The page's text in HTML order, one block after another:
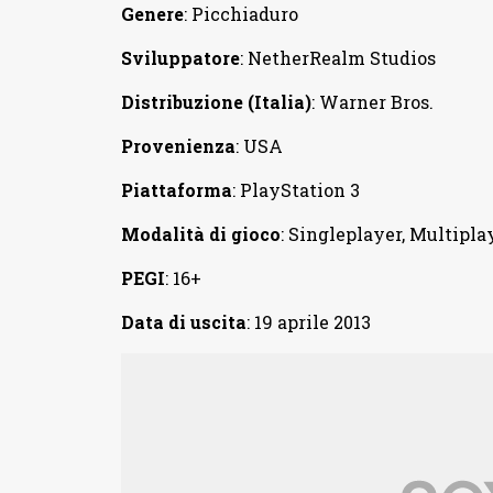
Genere: Picchiaduro
Sviluppatore: NetherRealm Studios
Distribuzione (Italia): Warner Bros.
Provenienza: USA
Piattaforma: PlayStation 3
Modalità di gioco: Singleplayer,
PEGI: 16+
Data di uscita: 19 aprile 2013